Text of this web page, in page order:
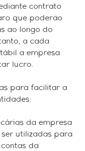
contrato
que poderão
ao longo do
a cada
a empresa
lucro.
para facilitar a
da empresa
ser utilizadas para
da